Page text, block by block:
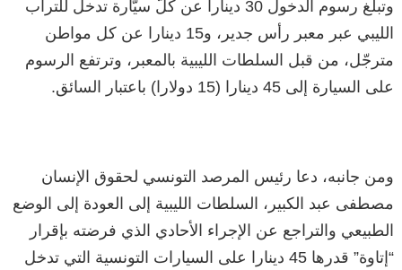
وتبلغ رسوم الدخول 30 دينارا عن كلّ سيّارة تدخل للتراب
الليبي عبر معبر رأس جدير، و15 دينارا عن كل مواطن
مترجّل، من قبل السلطات الليبية بالمعبر، وترتفع الرسوم
على السيارة إلى 45 دينارا (15 دولارا) باعتبار السائق.
ومن جانبه، دعا رئيس المرصد التونسي لحقوق الإنسان
مصطفى عبد الكبير، السلطات الليبية إلى العودة إلى الوضع
الطبيعي والتراجع عن الإجراء الأحادي الذي فرضته بإقرار
“إتاوة” قدرها 45 دينارا على السيارات التونسية التي تدخل